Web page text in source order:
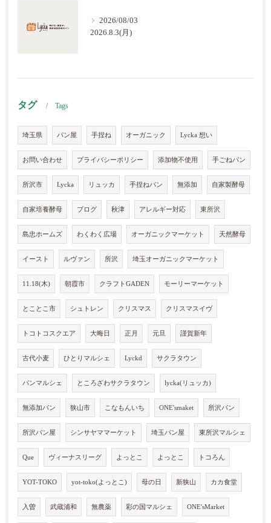
2026/08/03
2026.8.3(月)
タグ Tags
埼玉県 パン屋 手捏ね オーガニック Lycka 想い
お問い合わせ プライバシーポリシー 添加物不使用 手ごねパン
所沢市 Lycka リュッカ 手捏ねパン 無添加 自家製酵母
自家培養酵母 ブログ 秋津 アレルギー対応 東所沢
島忠ホームズ わくわく広場 オーガニックマーケット 天然酵母
イースト ルヴァン 所沢 埼玉オーガニックマーケット
11.18(木) 朝霞市 クラフトGADEN モーリーマーケット
とことこ市 シュトレン クリスマス クリスマスイヴ
トコトコスクエア 大晦日 正月 元旦 謹賀新年
古代小麦 ひとりマルシェ Lyckd サクラタウン
パンマルシェ ところざわサクラタウン lycka(リュッカ)
無添加パン 狭山市 こなもんいち ONE'smaket 所沢パン
所沢パン屋 シンサヤママーケット 埼玉パン屋 東所沢マルシェ
Que ヴィーナスリーグ よっとこ よっとこ トコろん
YOT-TOKO yot-toko(よっとこ) 母の日 新狭山 カカ食堂
入曽 武蔵浦和 無農薬 彩の国マルシェ ONE'sMarket